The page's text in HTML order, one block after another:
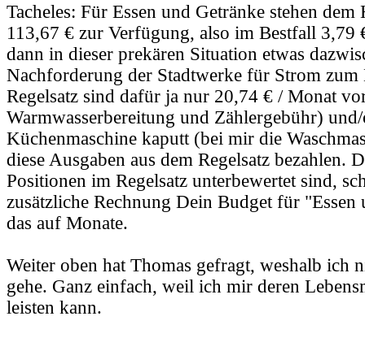
Tacheles: Für Essen und Getränke stehen
113,67 € zur Verfügung, also im Bestfall 3,79
dann in dieser prekären Situation etwas
Nachforderung der Stadtwerke für Strom
Regelsatz sind dafür ja nur 20,74 € / Monat
Warmwasserbereitung und Zählergebühr)
Küchenmaschine kaputt (bei mir die
diese Ausgaben aus dem Regelsatz bezahlen.
Positionen im Regelsatz unterbewertet sind,
zusätzliche Rechnung Dein Budget für "Essen
das auf Monate.
Weiter oben hat Thomas gefragt, weshalb ich
gehe. Ganz einfach, weil ich mir deren
leisten kann.